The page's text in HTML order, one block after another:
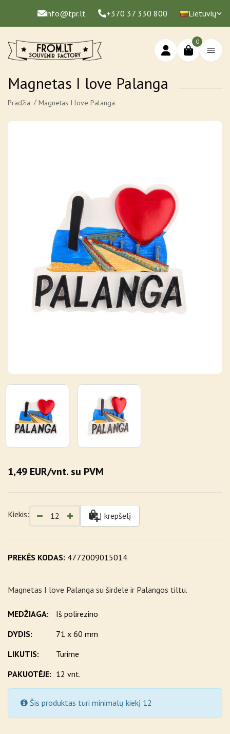
info@tpr.lt +370 37 330 800 Lietuvių
0
Magnetas I love Palanga
Pradžia Magnetas I love Palanga
PREKĖS KODAS: 4772009015014
Magnetas I love Palanga su širdele ir Palangos tiltu.
MEDŽIAGA:
Iš polirezino
DYDIS:
71 x 60 mm
LIKUTIS:
Turime
PAKUOTĖJE: 12 vnt.
1,49 EUR/vnt. su PVM
Kiekis: Į krepšelį
Šis produktas turi minimalų kiekį 12